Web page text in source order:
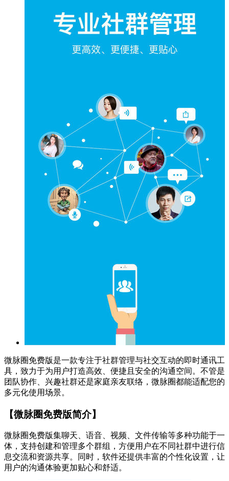
微脉圈免费版是一款专注于社群管理与社交互动的即时通讯工
具，致力于为用户打造高效、便捷且安全的沟通空间。不管是
团队协作、兴趣社群还是家庭亲友联络，微脉圈都能适配您的
多元化使用场景。
【微脉圈免费版简介】
微脉圈免费版集聊天、语音、视频、文件传输等多种功能于一
体，支持创建和管理多个群组，方便用户在不同社群中进行信
息交流和资源共享。同时，软件还提供丰富的个性化设置，让
用户的沟通体验更加贴心和舒适。